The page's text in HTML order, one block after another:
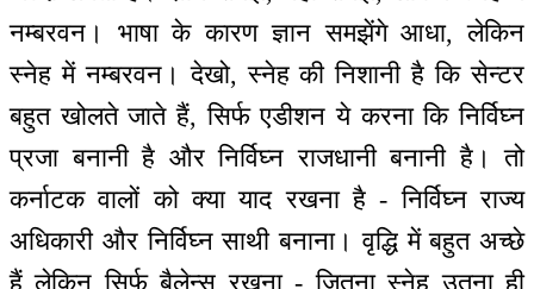
नम्बरवन। भाषा के कारण ज्ञान समझेंगे आधा, लेकिन
स्नेह में नम्बरवन। देखो, स्नेह की निशानी है कि सेन्टर
बहुत खोलते जाते हैं, सिर्फ एडीशन ये करना कि निर्विघ्न
प्रजा बनानी है और निर्विघ्न राजधानी बनानी है। तो
कर्नाटक वालों को क्या याद रखना है - निर्विघ्न राज्य
अधिकारी और निर्विघ्न साथी बनाना। वृद्धि में बहुत अच्छे
हैं लेकिन सिर्फ बैलेन्स रखना - जितना स्नेह उतना ही